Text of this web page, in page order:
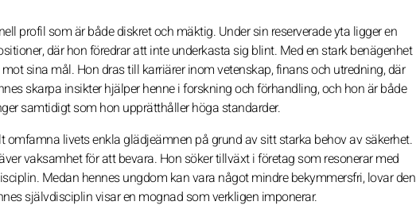
profil som är både diskret och mäktig. Under sin reserverade yta ligger en
där hon föredrar att inte underkasta sig blint. Med en stark benägenhet
sina mål. Hon dras till karriärer inom vetenskap, finans och utredning, där
skarpa insikter hjälper henne i forskning och förhandling, och hon är både
samtidigt som hon upprätthåller höga standarder.
livets enkla glädjeämnen på grund av sitt starka behov av säkerhet.
vaksamhet för att bevara. Hon söker tillväxt i företag som resonerar med
Medan hennes ungdom kan vara något mindre bekymmersfri, lovar den
självdisciplin visar en mognad som verkligen imponerar.